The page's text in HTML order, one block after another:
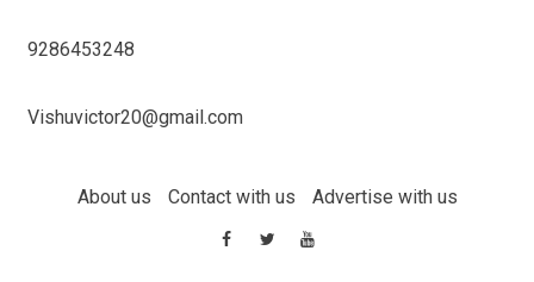
9286453248
Vishuvictor20@gmail.com
About us Contact with us Advertise with us